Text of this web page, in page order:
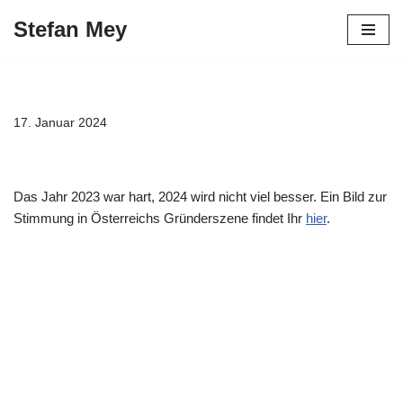
Stefan Mey
17. Januar 2024
Das Jahr 2023 war hart, 2024 wird nicht viel besser. Ein Bild zur
Stimmung in Österreichs Gründerszene findet Ihr hier.